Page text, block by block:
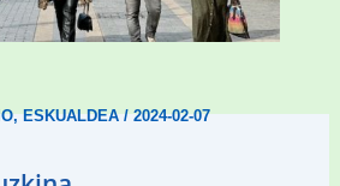
du Abadiñon eta
,ESKUALDEA/2024-02-07